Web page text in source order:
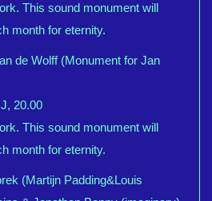
This sound monument will
month for eternity.
de Wolff (Monument for Jan
20.00
This sound monument will
month for eternity.
(Martijn Padding&Louis